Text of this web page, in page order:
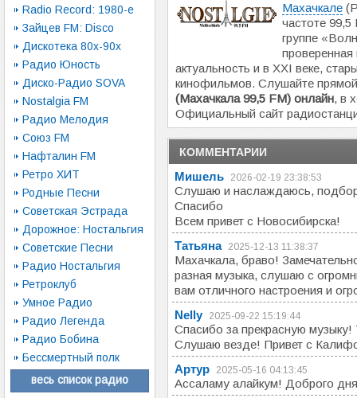
Radio Record: 1980-e
Зайцев FM: Disco
Дискотека 80х-90х
Радио Юность
Диско-Радио SOVA
Nostalgia FM
Радио Мелодия
Союз FM
Нафталин FM
Ретро ХИТ
Родные Песни
Советская Эстрада
Дорожное: Ностальгия
Советские Песни
Радио Ностальгия
Ретроклуб
Умное Радио
Радио Легенда
Радио Бобина
Бессмертный полк
весь список радио
Махачкале
частоте
группе
актуальность и в XXI веке,
кинофильмов. Слушайте
(Махачкала 99,5 FM) онлайн, в
Официальный сайт
КОММЕНТАРИИ
Мишель 2026-02-19 23:38:53
Слушаю и наслаждаюсь,
Спасибо
Всем привет с Новосибирска!
Татьяна
2025-12-13 11:38:37
Махачкала, браво!
разная музыка, слушаю с
вам отличного настроения и
Nelly
2025-09-22 15:19:44
Спасибо за прекрасную
Слушаю везде! Привет с
Артур
2025-05-16 04:13:45
Ассаламу алайкум! Доброго